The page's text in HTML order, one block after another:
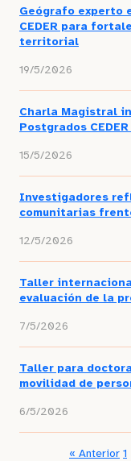
Geógrafo experto
CEDER para
territorial
19/5/2026
Charla Magistral
Postgrados
15/5/2026
Investigadores
comunitarias
12/5/2026
Taller
evaluación de la
7/5/2026
Taller para
movilidad de
6/5/2026
« Anterior 1